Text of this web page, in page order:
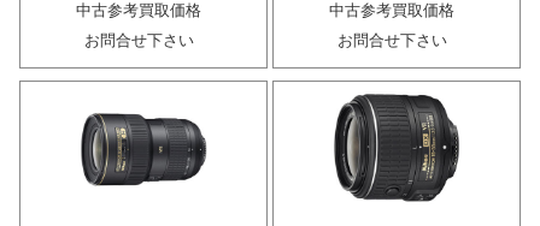
中古参考買取価格
お問合せ下さい
中古参考買取価格
お問合せ下さい